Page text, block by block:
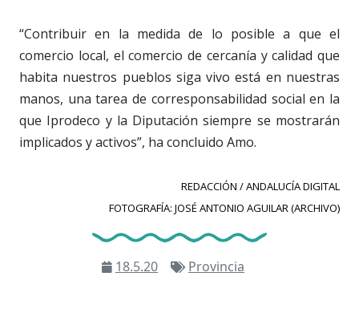
“Contribuir en la medida de lo posible a que el
comercio local, el comercio de cercanía y calidad que
habita nuestros pueblos siga vivo está en nuestras
manos, una tarea de corresponsabilidad social en la
que Iprodeco y la Diputación siempre se mostrarán
implicados y activos”, ha concluido Amo.
REDACCIÓN / ANDALUCÍA DIGITAL
FOTOGRAFÍA: JOSÉ ANTONIO AGUILAR (ARCHIVO)
18.5.20 Provincia